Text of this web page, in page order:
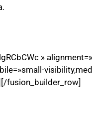
»
fusion_builder_row]